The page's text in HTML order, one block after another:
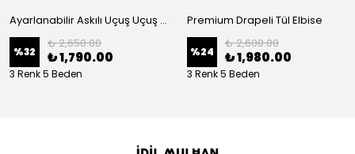
Ayarlanabilir Askılı Uçuş Uçuş Piliseli Elbise
%32
₺ 2,650.00
₺ 1,790.00
3 Renk 5 Beden
Premium Drapeli Tül Elbise
%24
₺ 2,600.00
₺ 1,980.00
3 Renk 5 Beden